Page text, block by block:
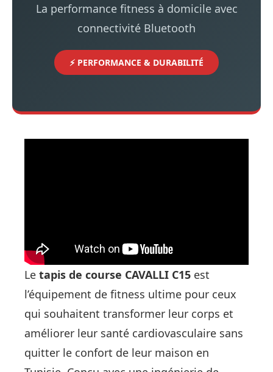
La performance fitness à domicile avec
connectivité Bluetooth
⚡ PERFORMANCE & DURABILITÉ
Le tapis de course CAVALLI C15 est
l’équipement de fitness ultime pour ceux
qui souhaitent transformer leur corps et
améliorer leur santé cardiovasculaire sans
quitter le confort de leur maison en